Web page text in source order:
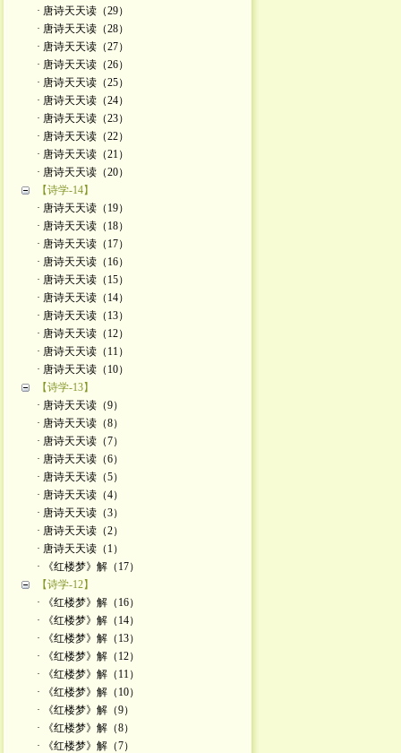
· 唐诗天天读（29）
· 唐诗天天读（28）
· 唐诗天天读（27）
· 唐诗天天读（26）
· 唐诗天天读（25）
· 唐诗天天读（24）
· 唐诗天天读（23）
· 唐诗天天读（22）
· 唐诗天天读（21）
· 唐诗天天读（20）
【诗学-14】
· 唐诗天天读（19）
· 唐诗天天读（18）
· 唐诗天天读（17）
· 唐诗天天读（16）
· 唐诗天天读（15）
· 唐诗天天读（14）
· 唐诗天天读（13）
· 唐诗天天读（12）
· 唐诗天天读（11）
· 唐诗天天读（10）
【诗学-13】
· 唐诗天天读（9）
· 唐诗天天读（8）
· 唐诗天天读（7）
· 唐诗天天读（6）
· 唐诗天天读（5）
· 唐诗天天读（4）
· 唐诗天天读（3）
· 唐诗天天读（2）
· 唐诗天天读（1）
· 《红楼梦》解（17）
【诗学-12】
· 《红楼梦》解（16）
· 《红楼梦》解（14）
· 《红楼梦》解（13）
· 《红楼梦》解（12）
· 《红楼梦》解（11）
· 《红楼梦》解（10）
· 《红楼梦》解（9）
· 《红楼梦》解（8）
· 《红楼梦》解（7）